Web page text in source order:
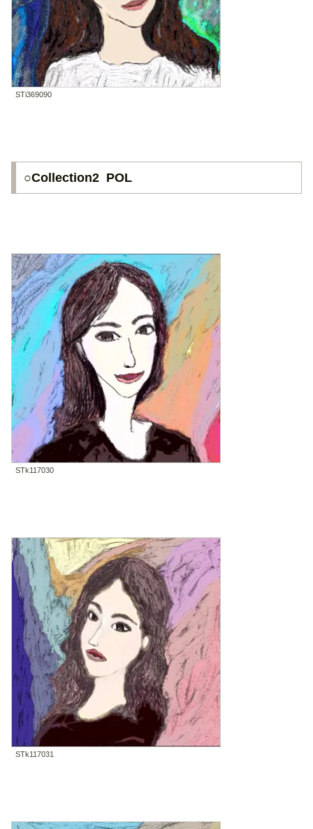
STi369090
○Collection2 POL
STk117030
STk117031